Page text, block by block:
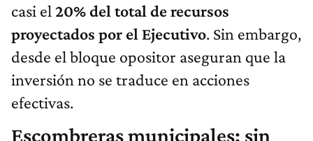
casi el 20% del total de recursos
proyectados por el Ejecutivo. Sin embargo,
desde el bloque opositor aseguran que la
inversión no se traduce en acciones
efectivas.
Escombreras municipales: sin